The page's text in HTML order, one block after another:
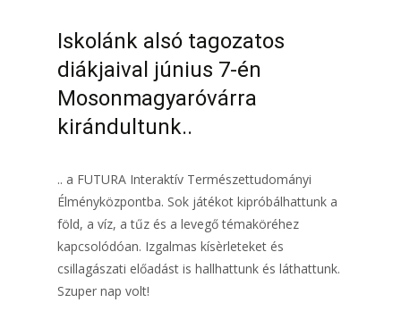
Iskolánk alsó tagozatos
diákjaival június 7-én
Mosonmagyaróvárra
kirándultunk..
.. a FUTURA Interaktív Természettudományi
Élményközpontba. Sok játékot kipróbálhattunk a
föld, a víz, a tűz és a levegő témaköréhez
kapcsolódóan. Izgalmas kísèrleteket és
csillagászati előadást is hallhattunk és láthattunk.
Szuper nap volt!